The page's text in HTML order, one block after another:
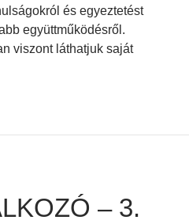
és egyeztetést
együttműködésről.
viszont láthatjuk saját
– 3.